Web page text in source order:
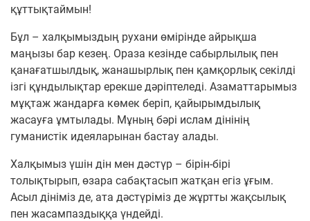
құттықтаймын!
Бұл – халқымыздың рухани өмірінде айрықша
маңызы бар кезең. Ораза кезінде сабырлылық пен
қанағатшылдық, жанашырлық пен қамқорлық секілді
ізгі құндылықтар ерекше дәріптеледі. Азаматтарымыз
мұқтаж жандарға көмек беріп, қайырымдылық
жасауға ұмтылады. Мұның бәрі ислам дінінің
гуманистік идеяларынан бастау алады.
Халқымыз үшін дін мен дәстүр – бірін-бірі
толықтырып, өзара сабақтасып жатқан егіз ұғым.
Асыл дініміз де, ата дәстүріміз де жұртты жақсылық
пен жасампаздыққа үндейді.